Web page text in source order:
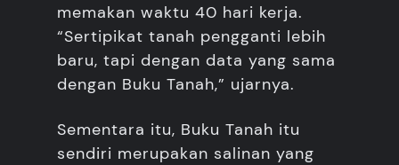
memakan waktu 40 hari kerja.
“Sertipikat tanah pengganti lebih
baru, tapi dengan data yang sama
dengan Buku Tanah,” ujarnya.
Sementara itu, Buku Tanah itu
sendiri merupakan salinan yang